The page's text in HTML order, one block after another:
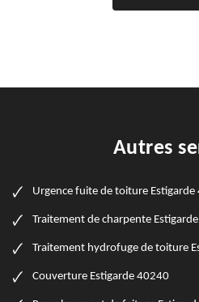
Autres
Urgence fuite de toiture Estigarde
Traitement de charpente
Traitement hydrofuge de toiture
Couverture Estigarde 40240